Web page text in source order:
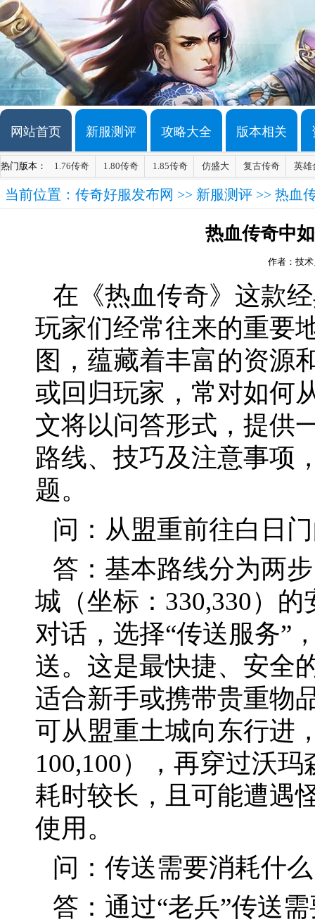
网站首页 新服测评 攻略大全 版本相关
热门版本： 1.76传奇 1.80传奇 1.85传奇 仿盛大 复古传奇 英雄
当前位置： 传奇好服发布网 >> 新服测评 >> 热血
热血传奇中
作者：技
在《热血传奇》这款
玩家们经常往来的重要
图，蕴藏着丰富的资源
或回归玩家，常对如何
文将以问答形式，提供
路线、技巧及注意事项
题。
问：从盟重前往白日
答：基本路线分为两
城（坐标：330,330）
对话，选择“传送服务”
送。这是最快捷、安全
适合新手或携带贵重物
可从盟重土城向东行进
100,100），再穿过沃
耗时较长，且可能遭遇
使用。
问：传送需要消耗什
答：通过“老兵”传送